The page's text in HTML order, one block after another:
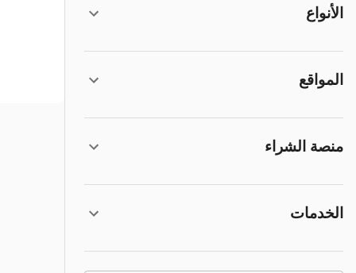
الأنواع
المواقع
منصة الشراء
الخدمات